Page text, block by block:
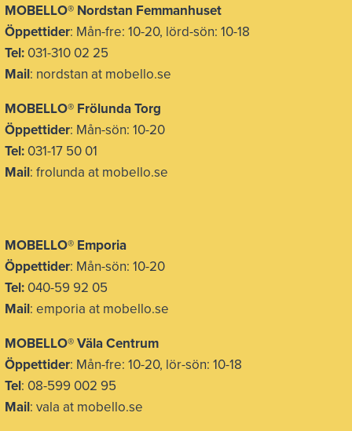
MOBELLO® Nordstan Femmanhuset
Öppettider: Mån-fre: 10-20, lörd-sön: 10-18
Tel: 031-310 02 25
Mail: nordstan at mobello.se
MOBELLO® Frölunda Torg
Öppettider: Mån-sön: 10-20
Tel: 031-17 50 01
Mail: frolunda at mobello.se
MOBELLO® Emporia
Öppettider: Mån-sön: 10-20
Tel: 040-59 92 05
Mail: emporia at mobello.se
MOBELLO® Väla Centrum
Öppettider: Mån-fre: 10-20, lör-sön: 10-18
Tel: 08-599 002 95
Mail: vala at mobello.se